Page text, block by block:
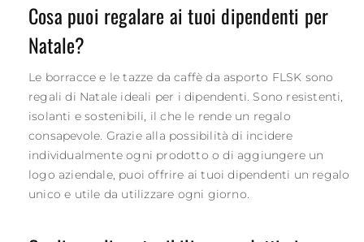
Cosa puoi regalare ai tuoi dipendenti per
Natale?
Le borracce e le tazze da caffè da asporto FLSK sono
regali di Natale ideali per i dipendenti. Sono resistenti,
isolanti e sostenibili, il che le rende un regalo
consapevole. Grazie alla possibilità di incidere
individualmente ogni prodotto o di aggiungere un
logo aziendale, puoi offrire ai tuoi dipendenti un regalo
unico e utile da utilizzare ogni giorno.